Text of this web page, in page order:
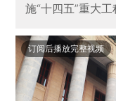
施“十四五”重大
订阅后播放完整视频